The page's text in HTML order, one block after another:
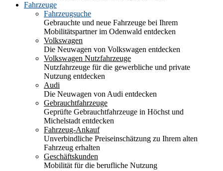
Fahrzeuge
Fahrzeugsuche
Gebrauchte und neue Fahrzeuge bei Ihrem
Mobilitätspartner im Odenwald entdecken
Volkswagen
Die Neuwagen von Volkswagen entdecken
Volkswagen Nutzfahrzeuge
Nutzfahrzeuge für die gewerbliche und private
Nutzung entdecken
Audi
Die Neuwagen von Audi entdecken
Gebrauchtfahrzeuge
Geprüfte Gebrauchtfahrzeuge in Höchst und
Michelstadt entdecken
Fahrzeug-Ankauf
Unverbindliche Preiseinschätzung zu Ihrem alten
Fahrzeug erhalten
Geschäftskunden
Mobilität für die berufliche Nutzung